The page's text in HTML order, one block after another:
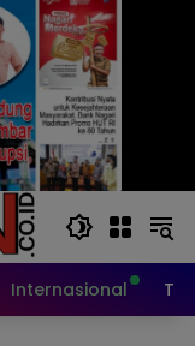
Internasional